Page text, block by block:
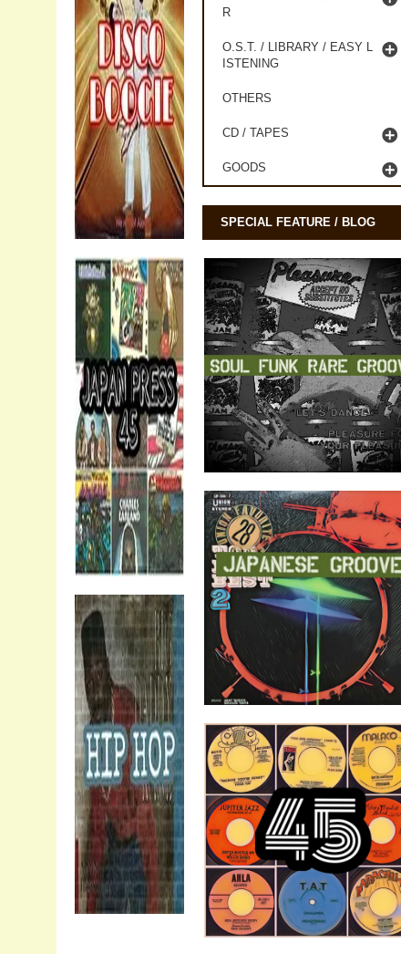
R
O.S.T. / LIBRARY / EASY L
ISTENING
OTHERS
CD / TAPES
GOODS
SPECIAL FEATURE / BLOG